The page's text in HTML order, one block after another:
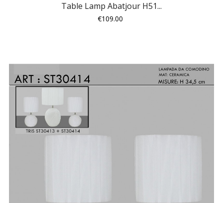
Table Lamp Abatjour H51...
Price
€109.00